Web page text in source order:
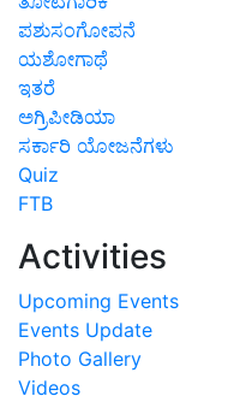
ಪಶುಸಂಗೋಪನೆ
ಯಶೋಗಾಥೆ
ಇತರೆ
ಅಗ್ರಿಪೀಡಿಯಾ
ಸರ್ಕಾರಿ ಯೋಜನೆಗಳು
Quiz
FTB
Activities
Upcoming Events
Events Update
Photo Gallery
Videos